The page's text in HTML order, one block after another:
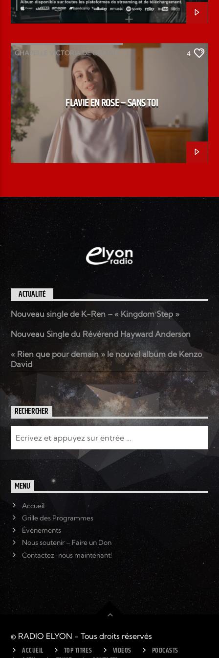
CHAPELLE VICTORIA DE GRASSE
CHORISTE MUINDA FLAVIE EN ROSE
SANS TOI
4
FLAVIE EN ROSE – SANS TOI
ACTUALITÉ
Nouveau single de K-Ren – « Kingdom Step »
Nouveau Single du Révérend Hayward Anderson
« Rien que pour demain » le nouvel album de Kenzo
David
RECHERCHER
MENU
Accueil
Grille des Programmes
Événements
Nous soutenir – Faire un Don
Contactez-nous maintenant!
© RADIO ELYON - Tous droits réservés
ACCUEIL TOP TITRES VIDÉOS
PODCASTS